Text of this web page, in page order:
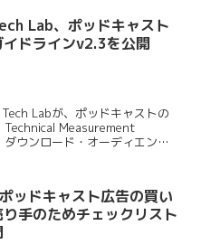
Lab、ポッドキャスト
イドラインv2.3を公開
Labが、ポッドキャストの
Technical Measurement
ウンロード・オーディエン
ッドキャスト広告の買い
り手のためチェックリスト